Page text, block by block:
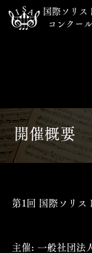
国際ソリス
コンクール
開催概要
第1回 国際ソリス
主催: 一般社団法